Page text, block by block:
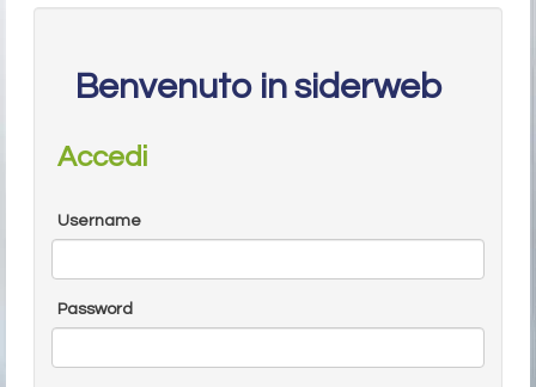
Benvenuto in siderweb
Accedi
Username
Password